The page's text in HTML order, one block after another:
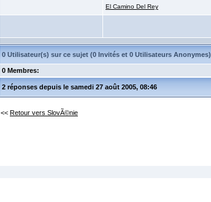
El Camino Del Rey
0 Utilisateur(s) sur ce sujet (0 Invités et 0 Utilisateurs Anonymes)
0 Membres:
2 réponses depuis le samedi 27 août 2005, 08:46
<< Retour vers SlovÃ©nie